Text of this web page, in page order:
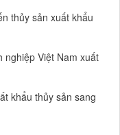
thủy sản xuất khẩu
nghiệp Việt Nam xuất
khẩu thủy sản sang